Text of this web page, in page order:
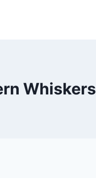
Whiskers